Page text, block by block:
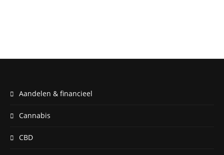
Aandelen & financieel
Cannabis
CBD